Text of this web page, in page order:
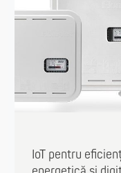
IoT pentru